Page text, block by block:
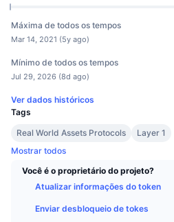
Máxima de todos os tempos
Mar 14, 2021 (5y ago)
Mínimo de todos os tempos
Jul 29, 2026 (8d ago)
Ver dados históricos
Tags
Real World Assets Protocols
Layer 1
Mostrar todos
Você é o proprietário do projeto?
Atualizar informações do token
Enviar desbloqueio de tokes